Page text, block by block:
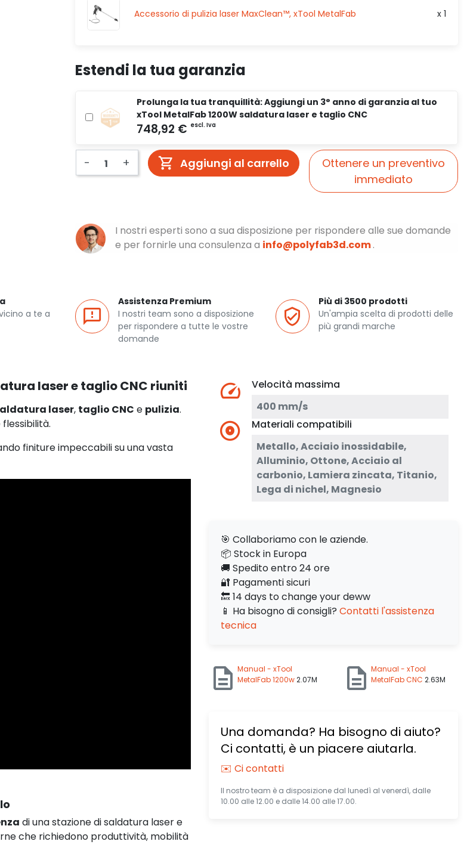
Accessorio di pulizia laser MaxClean™, xTool MetalFab x 1
Estendi la tua garanzia
Prolunga la tua tranquillità: Aggiungi un 3° anno di garanzia al tuo
xTool MetalFab 1200W saldatura laser e taglio CNC
- + Aggiungi al carrello
Ottenere un preventivo
immediato
I nostri esperti sono a sua disposizione per rispondere alle sue domande
e per fornirle una consulenza a info@polyfab3d.com.
a te a
Assistenza Premium
I nostri team sono a disposizione
per rispondere a tutte le vostre
domande
Più di 3500 prodotti
Un'ampia scelta di prodotti delle
più grandi marche
laser e taglio CNC riuniti
laser, taglio CNC e pulizia.
finiture impeccabili su una vasta
di una stazione di saldatura laser e
che richiedono produttività, mobilità
Velocità massima
400 mm/s
Materiali compatibili
Metallo, Acciaio inossidabile,
Alluminio, Ottone, Acciaio al
carbonio, Lamiera zincata, Titanio,
Lega di nichel, Magnesio
🎯 Collaboriamo con le aziende.
📦 Stock in Europa
🚚 Spedito entro 24 ore
🔐 Pagamenti sicuri
🔙 14 days to change your deww
📱 Ha bisogno di consigli? Contatti l'assistenza
tecnica
Manual - xTool
MetalFab 1200w2.07M
Manual - xTool
MetalFab CNC 2.63M
Una domanda? Ha bisogno di aiuto?
Ci contatti, è un piacere aiutarla.
✉️ Ci contatti
Il nostro team è a disposizione dal lunedì al venerdì, dalle
10.00 alle 12.00 e dalle 14.00 alle 17.00.